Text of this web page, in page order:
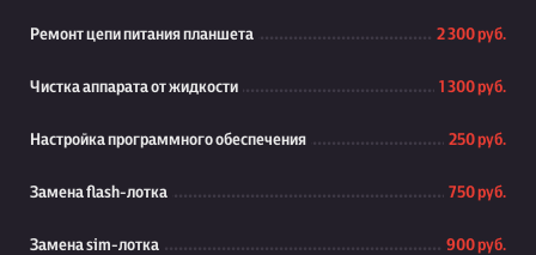
Ремонт цепи питания планшета 2 300 руб.
Чистка аппарата от жидкости 1 300 руб.
Настройка программного обеспечения 250 руб.
Замена flash-лотка 750 руб.
Замена sim-лотка 900 руб.